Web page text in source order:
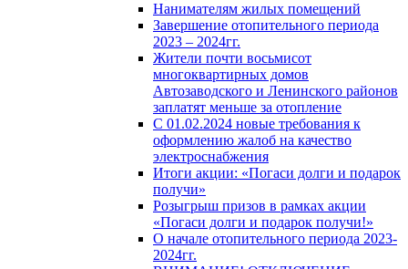
Нанимателям жилых помещений
Завершение отопительного периода
2023 – 2024гг.
Жители почти восьмисот
многоквартирных домов
Автозаводского и Ленинского районов
заплатят меньше за отопление
С 01.02.2024 новые требования к
оформлению жалоб на качество
электроснабжения
Итоги акции: «Погаси долги и подарок
получи»
Розыгрыш призов в рамках акции
«Погаси долги и подарок получи!»
О начале отопительного периода 2023-
2024гг.